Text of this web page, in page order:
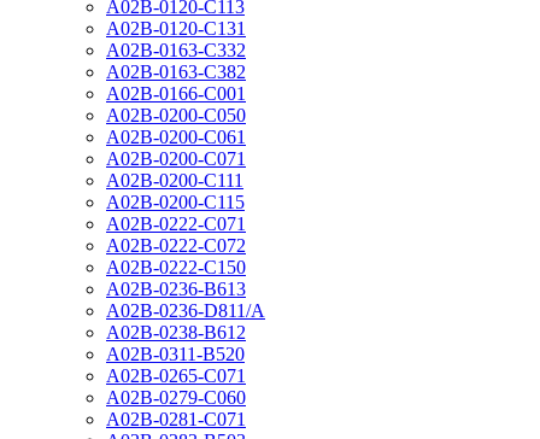
A02B-0120-C113
A02B-0120-C131
A02B-0163-C332
A02B-0163-C382
A02B-0166-C001
A02B-0200-C050
A02B-0200-C061
A02B-0200-C071
A02B-0200-C111
A02B-0200-C115
A02B-0222-C071
A02B-0222-C072
A02B-0222-C150
A02B-0236-B613
A02B-0236-D811/A
A02B-0238-B612
A02B-0311-B520
A02B-0265-C071
A02B-0279-C060
A02B-0281-C071